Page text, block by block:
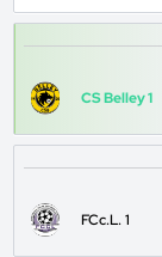
CS Belley 1
FCc.L. 1